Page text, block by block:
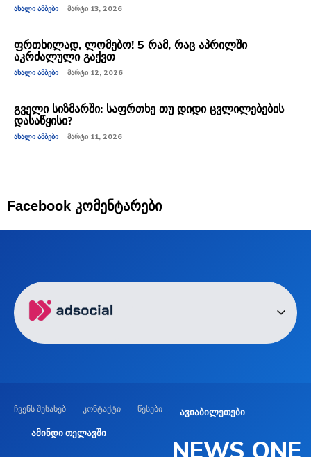
ᲐᲮᲐᲚᲘ ᲐᲛᲑᲔᲑᲘ ᲛᲐᲠᲢᲘ 13, 2026
ფრთხილად, ლომებო! 5 რამ, რაც აპრილში
აკრძალული გაქვთ
ᲐᲮᲐᲚᲘ ᲐᲛᲑᲔᲑᲘ ᲛᲐᲠᲢᲘ 12, 2026
გველი სიზმარში: საფრთხე თუ დიდი ცვლილებების
დასაწყისი?
ᲐᲮᲐᲚᲘ ᲐᲛᲑᲔᲑᲘ ᲛᲐᲠᲢᲘ 11, 2026
Facebook კომენტარები
ჩვენს შესახებ კონტაქტი წესები
ავიაბილეთები
ამინდი თელავში
NEWS ONE